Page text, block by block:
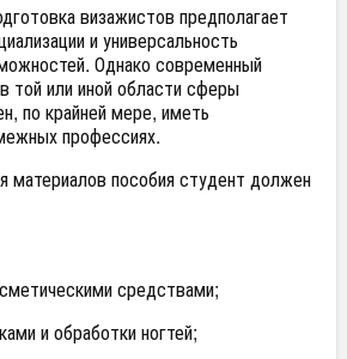
визажистов предполагает
и универсальность
Однако современный
той или иной области сферы
по крайней мере, иметь
профессиях.
материалов пособия студент должен
средствами;
и обработки ногтей;